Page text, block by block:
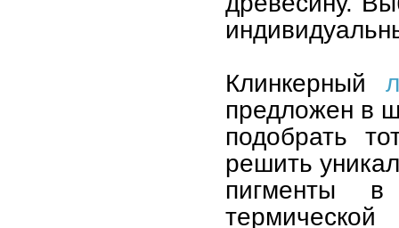
Клинкерный
предложен в
подобрать
решить
пигменты